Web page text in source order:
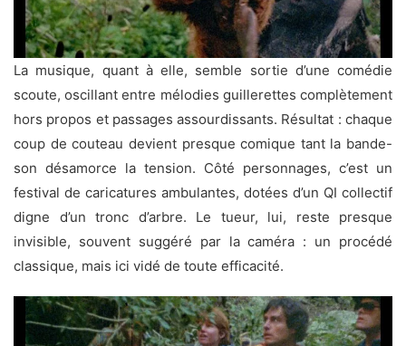
La musique, quant à elle, semble sortie d’une comédie
scoute, oscillant entre mélodies guillerettes complètement
hors propos et passages assourdissants. Résultat : chaque
coup de couteau devient presque comique tant la bande-
son désamorce la tension. Côté personnages, c’est un
festival de caricatures ambulantes, dotées d’un QI collectif
digne d’un tronc d’arbre. Le tueur, lui, reste presque
invisible, souvent suggéré par la caméra : un procédé
classique, mais ici vidé de toute efficacité.